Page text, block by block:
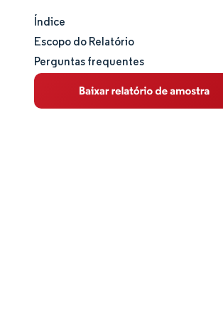
Tamanho e participação de mercado
Análise de mercado
Tendências e insights
Índice
Escopo do Relatório
Perguntas frequentes